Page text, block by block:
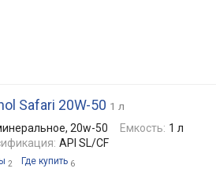
Safari 20W-50 1 л
20w-50 Емкость: 1 л
API SL/CF
2 Где купить 6